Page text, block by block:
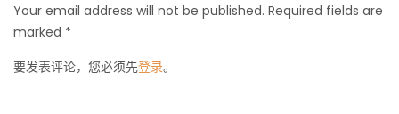
Your email address will not be published. Required fields are
marked *
要发表评论，您必须先登录。